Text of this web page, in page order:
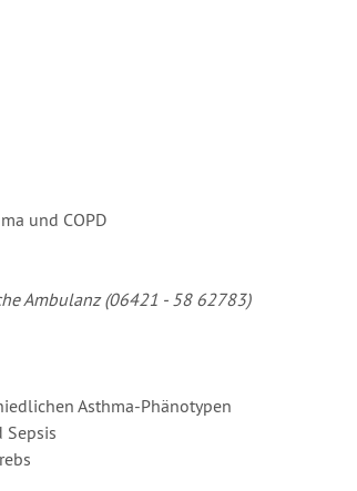
und COPD
Ambulanz (06421 - 58 62783)
Asthma-Phänotypen
Sepsis